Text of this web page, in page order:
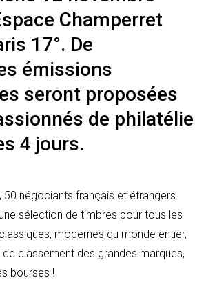
Champerret
17°. De
émissions
seront proposées
de philatélie
4 jours.
50 négociants français et étrangers
sélection de timbres pour tous les
modernes du monde entier,
classement des grandes marques,
bourses !